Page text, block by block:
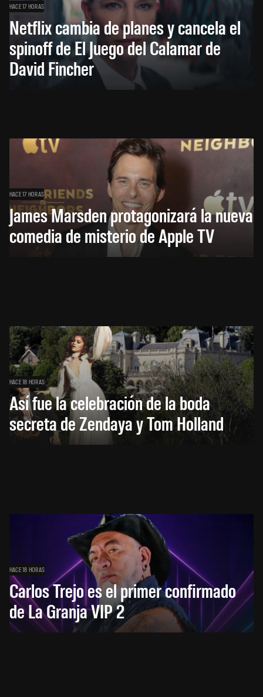
HACE 17 HORAS
Netflix cambia de planes y cancela el
spinoff de El Juego del Calamar de
David Fincher
HACE 17 HORAS
James Marsden protagonizará la nueva
comedia de misterio de Apple TV
HACE 18 HORAS
Así fue la celebración de la boda
secreta de Zendaya y Tom Holland
HACE 18 HORAS
Carlos Trejo es el primer confirmado
de La Granja VIP 2